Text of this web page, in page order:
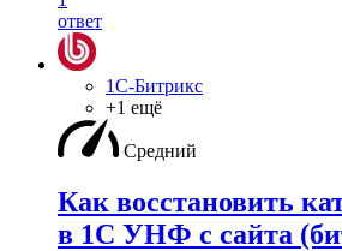
ответ
1С-Битрикс
+1 ещё
Средний
Как восстановить
в 1С УНФ с сайта